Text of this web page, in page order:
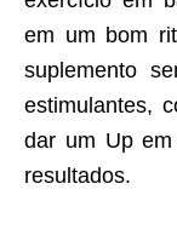
em um bom
suplemento
estimulantes,
dar um Up
resultados.